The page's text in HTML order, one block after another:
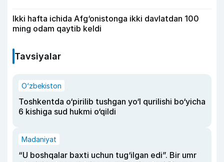
Ikki hafta ichida Afg‘onistonga ikki davlatdan 100
ming odam qaytib keldi
Tavsiyalar
O‘zbekiston
Toshkentda o‘pirilib tushgan yo‘l qurilishi bo‘yicha
6 kishiga sud hukmi o‘qildi
Madaniyat
“U boshqalar baxti uchun tug‘ilgan edi”. Bir umr